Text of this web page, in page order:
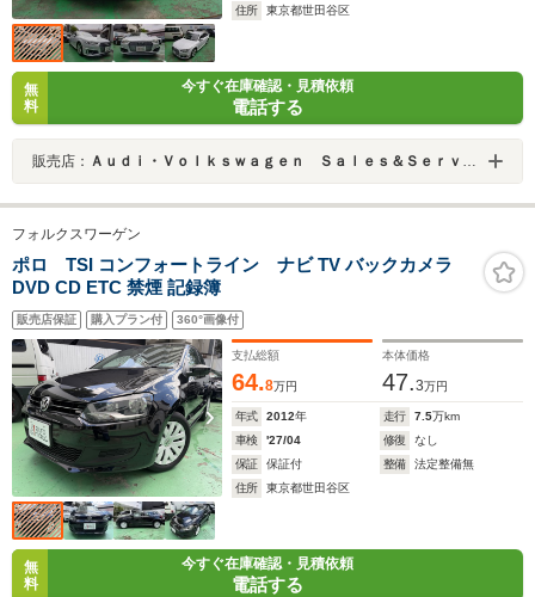
住所
東京都世田谷区
無
料
今すぐ在庫確認・見積依頼
電話する
販売店： Ａｕｄｉ・Ｖｏｌｋｓｗａｇｅｎ Ｓａｌｅｓ＆Ｓｅｒｖｉｃｅ 株式会社ユーロマチック
フォルクスワーゲン
ポロ TSI コンフォートライン ナビ TV バックカメラ
DVD CD ETC 禁煙 記録簿
販売店保証 購入プラン付 360°画像付
支払総額
64.8万円
本体価格
47.3万円
年式 2012年 走行 7.5万km
車検
'27/04 修復
なし
保証
保証付 整備
法定整備無
住所
東京都世田谷区
無
料
今すぐ在庫確認・見積依頼
電話する